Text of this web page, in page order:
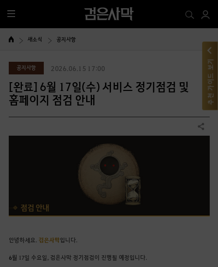
전
체
메
새소식 공지사항
공지사항 2026.06.15 17:00
[완료] 6월 17일(수) 서비스 정기점검 및
홈페이지 점검 안내
공유하기
안녕하세요. 검은사막입니다.
6월 17일 수요일, 검은사막 정기점검이 진행될 예정입니다.
추천 가이드 보기